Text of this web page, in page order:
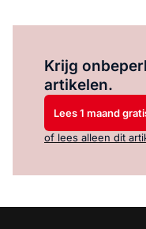
Krijg
artikelen.
Lees 1 maand
of lees alleen dit